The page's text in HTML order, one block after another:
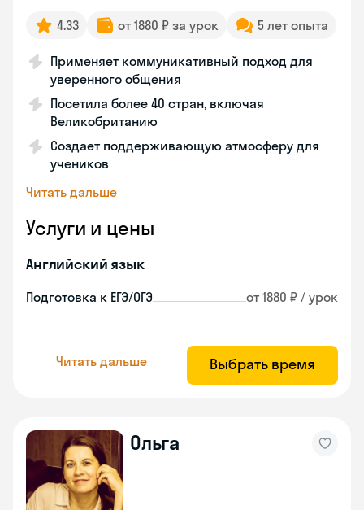
4.33 от 1880 ₽ за урок 5 лет опыта
Применяет коммуникативный подход для
уверенного общения
Посетила более 40 стран, включая
Великобританию
Создает поддерживающую атмосферу для
учеников
Читать дальше
Услуги и цены
Английский язык
Подготовка к ЕГЭ/ОГЭ от 1880 ₽ / урок
Читать дальше Выбрать время
Ольга